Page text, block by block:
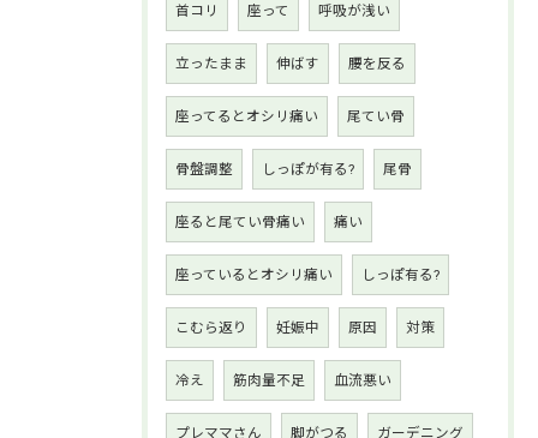
首コリ 座って 呼吸が浅い
立ったまま 伸ばす 腰を反る
座ってるとオシリ痛い 尾てい骨
骨盤調整 しっぽが有る? 尾骨
座ると尾てい骨痛い 痛い
座っているとオシリ痛い しっぽ有る?
こむら返り 妊娠中 原因 対策
冷え 筋肉量不足 血流悪い
プレママさん 脚がつる ガーデニング